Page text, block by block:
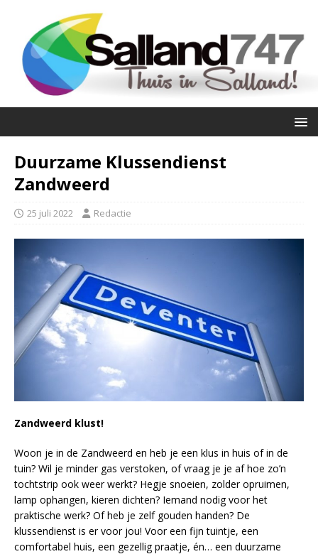
Duurzame Klussendienst
Zandweerd
25 juli 2022 Redactie
Zandweerd klust!
Woon je in de Zandweerd en heb je een klus in huis of in de
tuin? Wil je minder gas verstoken, of vraag je je af hoe zo’n
tochtstrip ook weer werkt? Hegje snoeien, zolder opruimen,
lamp ophangen, kieren dichten? Iemand nodig voor het
praktische werk? Of heb je zelf gouden handen? De
klussendienst is er voor jou! Voor een fijn tuintje, een
comfortabel huis, een gezellig praatje, én… een duurzame